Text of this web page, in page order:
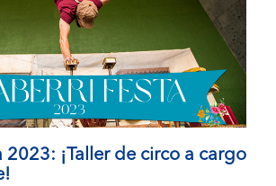
2023: ¡Taller de circo a cargo